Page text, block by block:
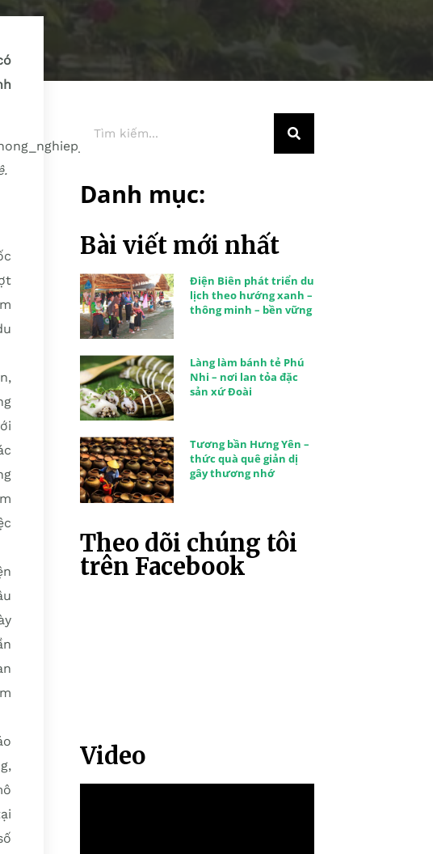
Danh mục:
Bài viết mới nhất
Điện Biên phát triển du
lịch theo hướng xanh –
thông minh – bền vững
Làng làm bánh tẻ Phú
Nhi – nơi lan tỏa đặc
sản xứ Đoài
Tương bần Hưng Yên –
thức quà quê giản dị
gây thương nhớ
Theo dõi chúng tôi
trên Facebook
Video